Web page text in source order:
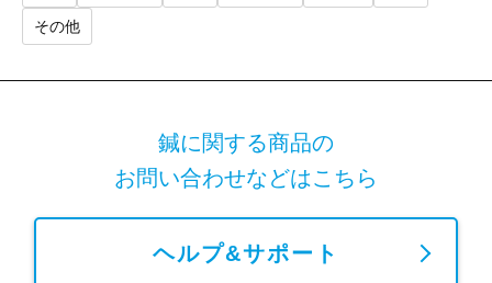
その他
鍼に関する商品の
お問い合わせなどはこちら
ヘルプ&サポート